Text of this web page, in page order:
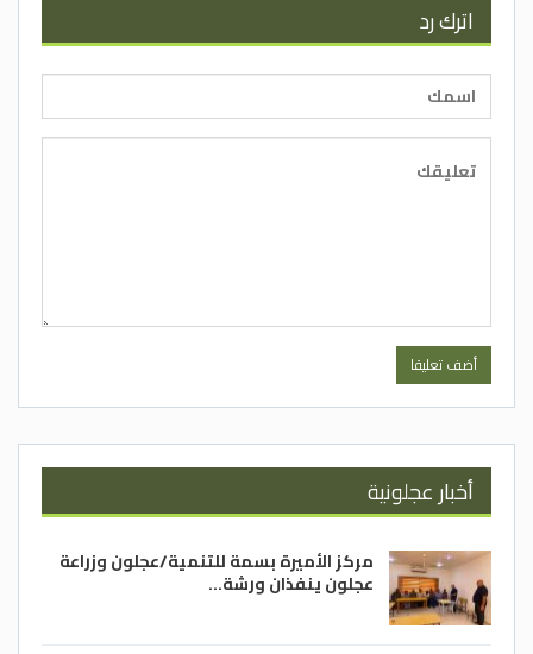
اترك رد
أخبار عجلونية
مركز الأميرة بسمة للتنمية/عجلون وزراعة
عجلون ينفذان ورشة…